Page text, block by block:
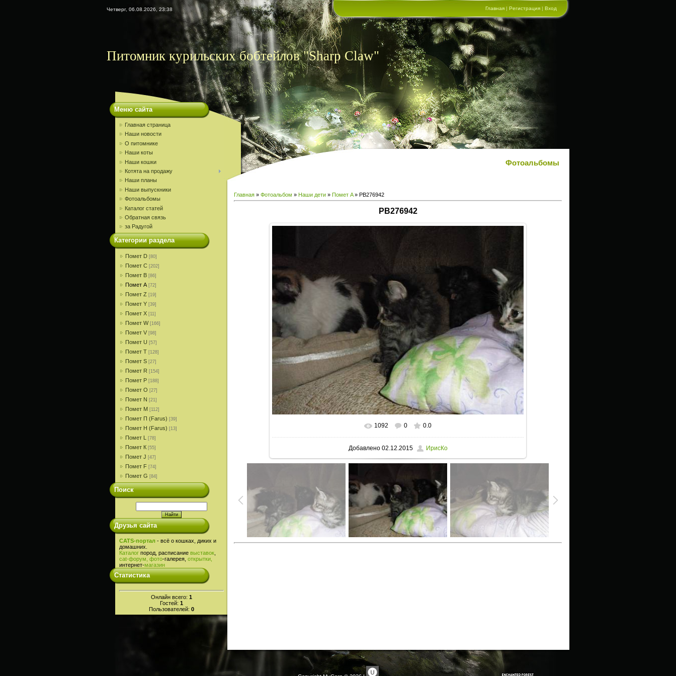
Четверг, 06.08.2026, 23:38 Главная | Регистрация | Вход
Питомник курильских бобтейлов "Sharp Claw"
Меню сайта
Главная страница
Наши новости
О питомнике
Наши коты
Наши кошки
Котята на продажу
Наши планы
Наши выпускники
Фотоальбомы
Каталог статей
Обратная связь
за Радугой
Категории раздела
Помет D [80]
Помет С [202]
Помет В [86]
Помет A [72]
Помет Z [19]
Помет Y [39]
Помет X [11]
Помет W [166]
Помет V [98]
Помет U [57]
Помет T [128]
Помет S [27]
Помет R [154]
Помет P [188]
Помет О [27]
Помет N [21]
Помет M [112]
Помет П (Farus) [39]
Помет Н (Farus) [13]
Помет L [78]
Помет К [55]
Помет J [47]
Помет F [74]
Помет G [84]
Поиск
Друзья сайта
CATS-портал - всё о кошках, диких и
домашних.
Каталог пород, расписание выставок
cat-форум, фото-галерея, открытки,
интернет-магазин
Статистика
Онлайн всего: 1
Гостей: 1
Пользователей: 0
Фотоальбомы
Главная » Фотоальбом » Наши дети » Помет A» PB276942
PB276942
В реальном размере 1024x768
1092 0 0.0
Добавлено02.12.2015 ИрисКо